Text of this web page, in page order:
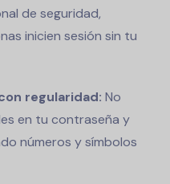
de seguridad,
inicien sesión sin tu
regularidad: No
en tu contraseña y
números y símbolos